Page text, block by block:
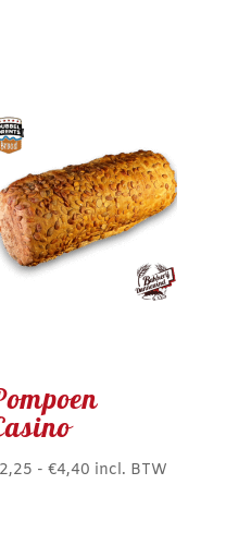
2,25 - €4,40 Prijsklasse:
incl. BTW